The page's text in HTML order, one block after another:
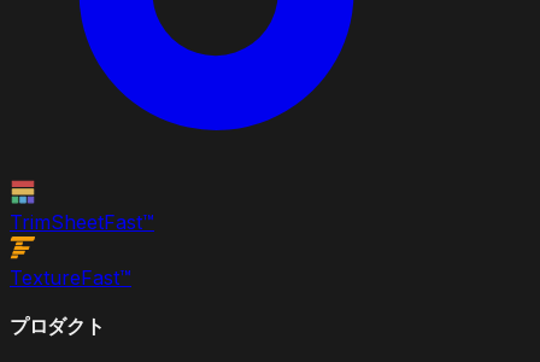
TrimSheetFast™
TextureFast™
プロダクト